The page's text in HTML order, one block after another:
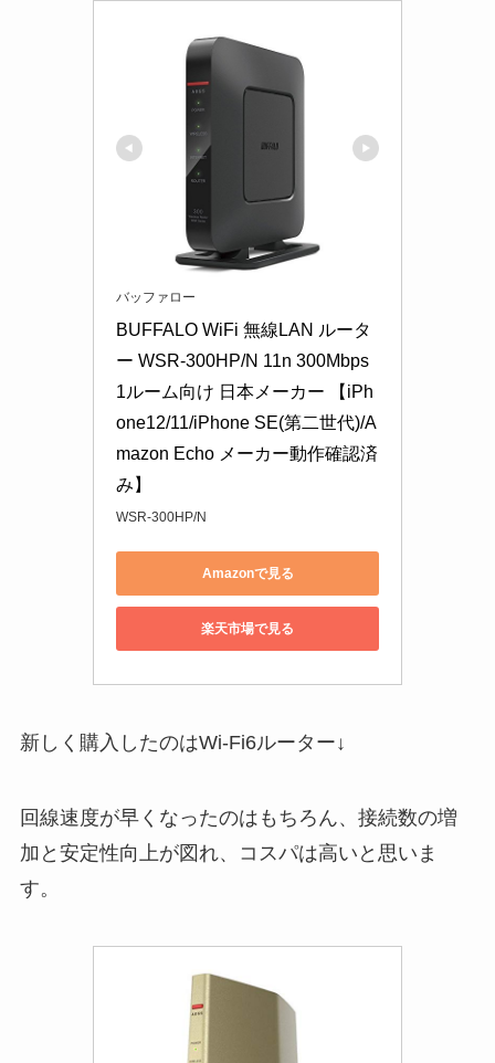
バッファロー
BUFFALO WiFi 無線LAN ルータ
ー WSR-300HP/N 11n 300Mbps
1ルーム向け 日本メーカー 【iPh
one12/11/iPhone SE(第二世代)/A
mazon Echo メーカー動作確認済
み】
WSR-300HP/N
Amazonで見る
楽天市場で見る
新しく購入したのはWi-Fi6ルーター↓
回線速度が早くなったのはもちろん、接続数の増
加と安定性向上が図れ、コスパは高いと思いま
す。